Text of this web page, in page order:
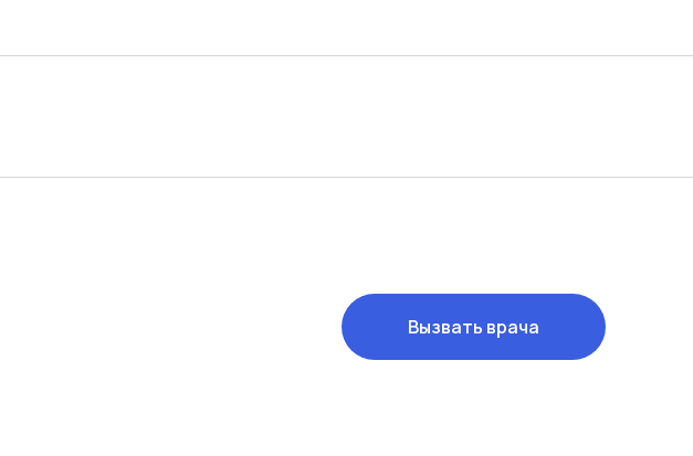
Вызвать врача